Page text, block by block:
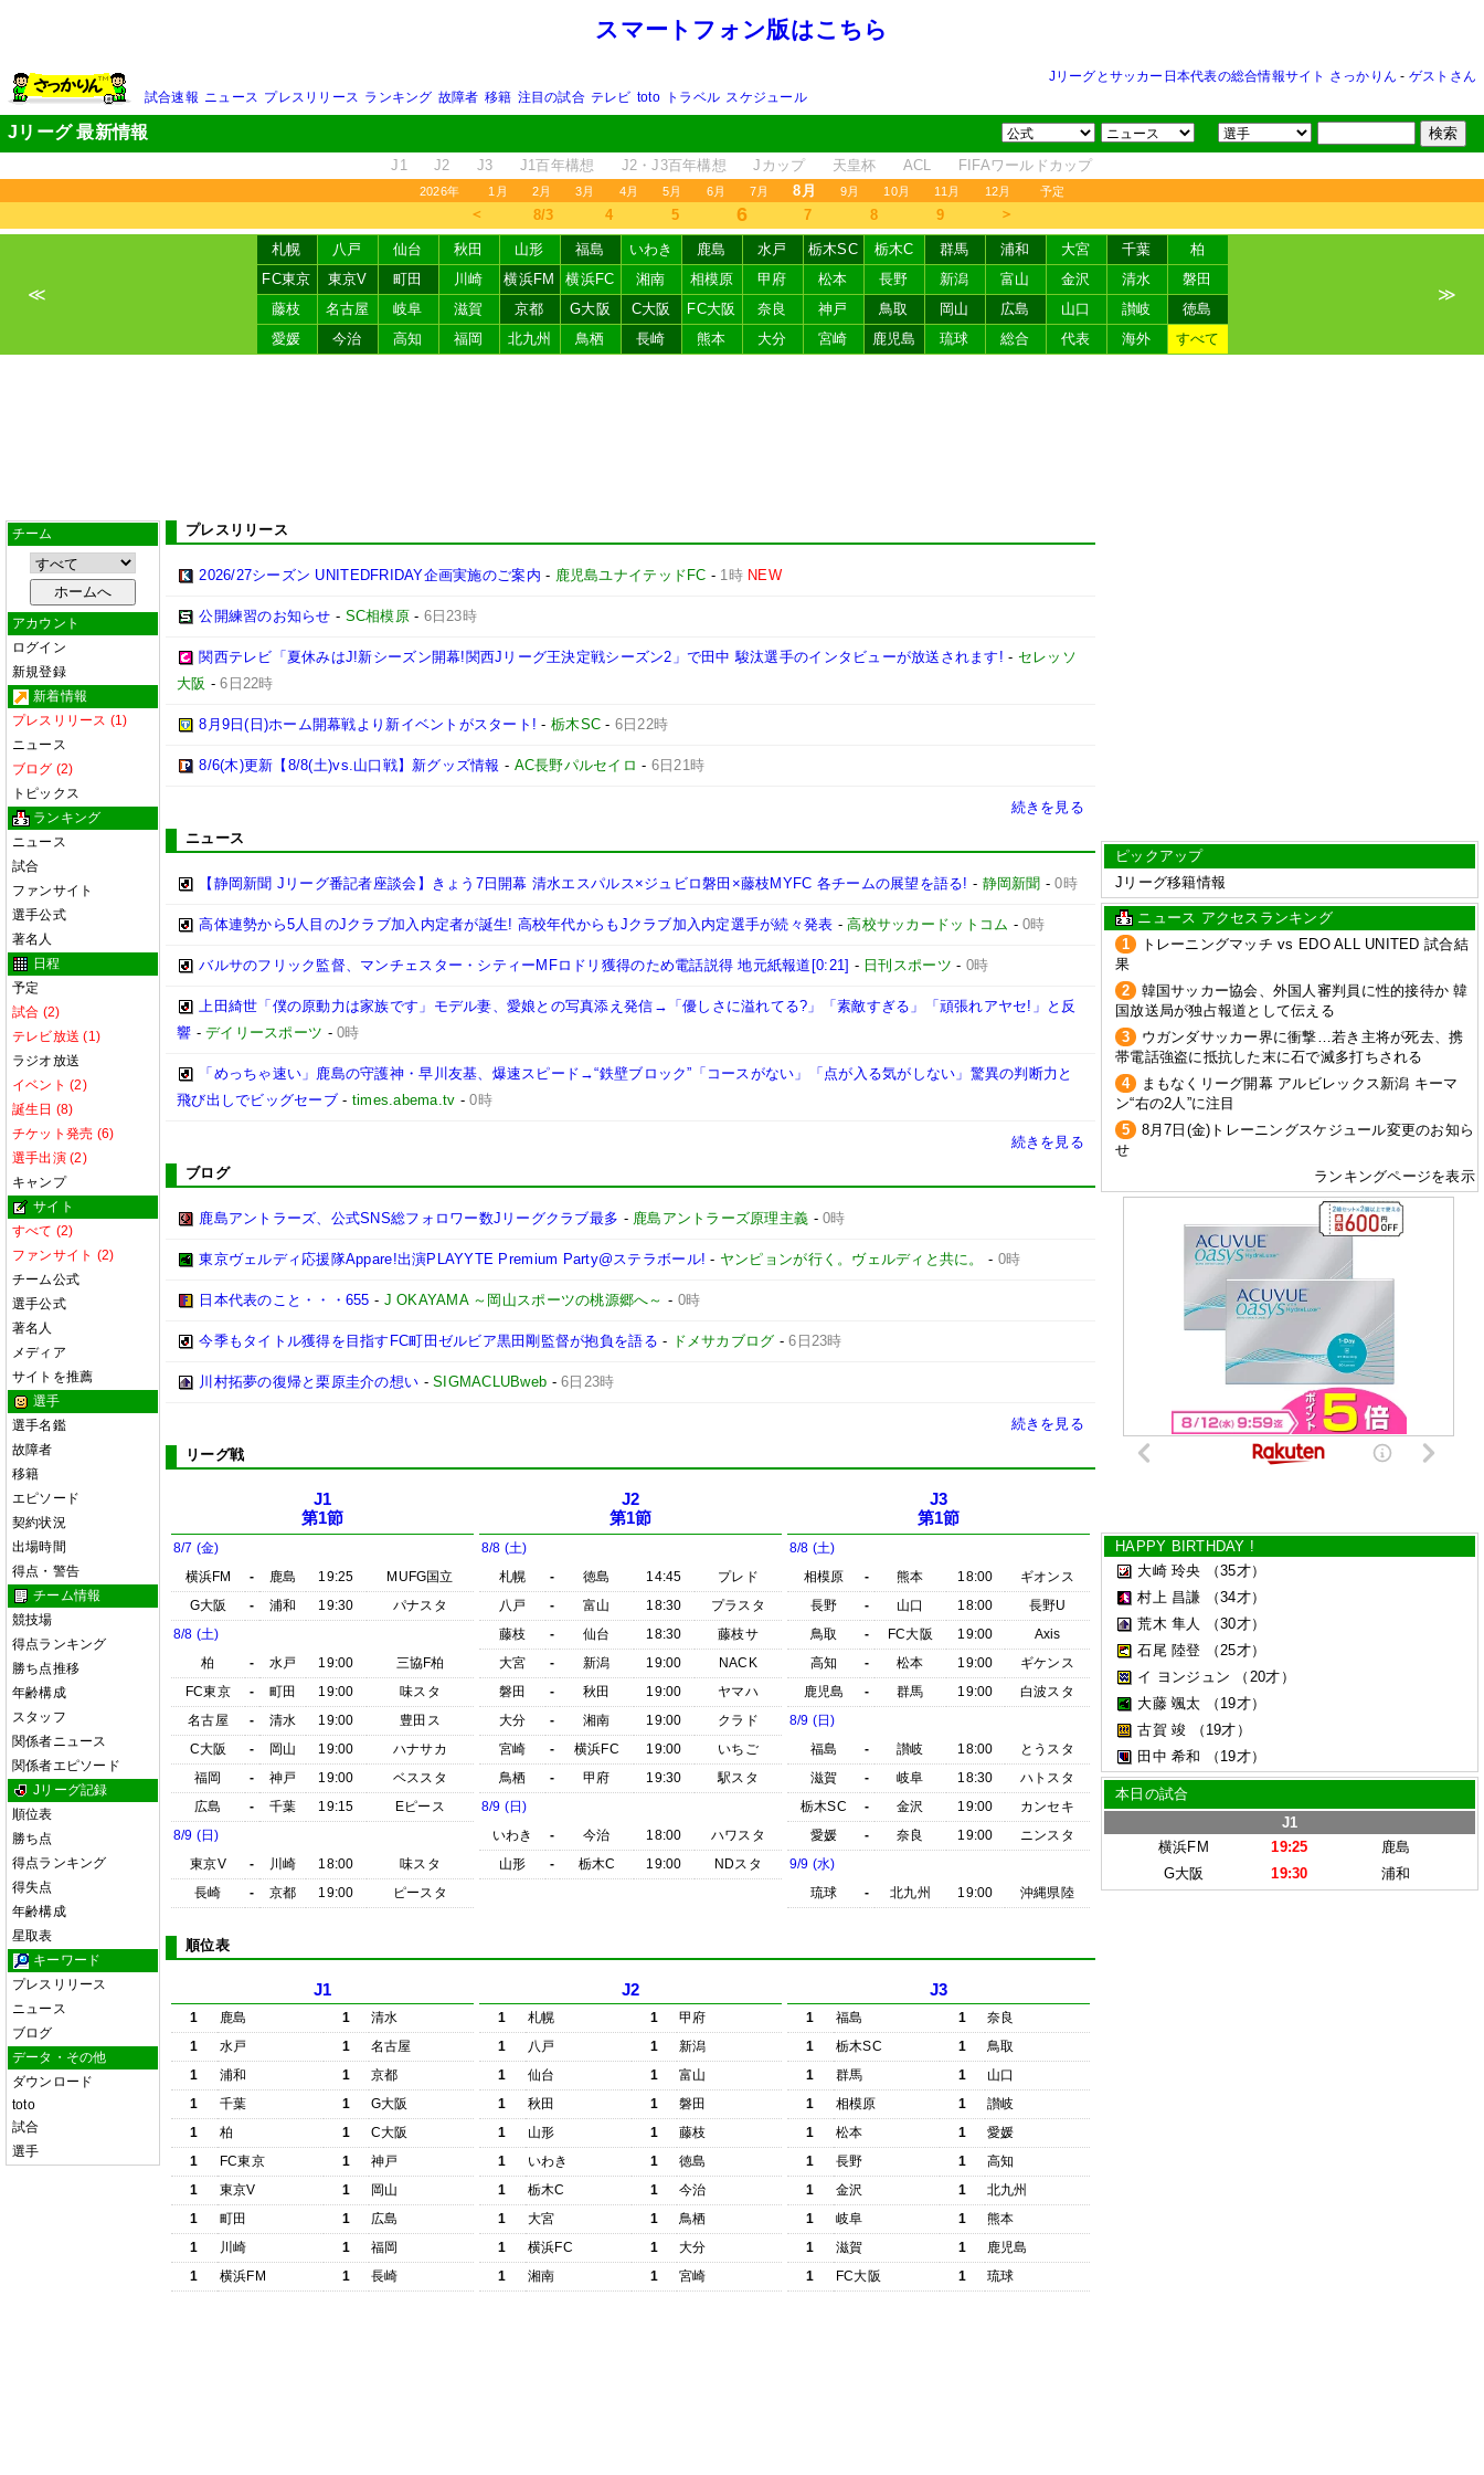
スマートフォン版はこちら
Jリーグとサッカー日本代表の総合情報サイト さっかりん - ゲストさん
試合速報 ニュース プレスリリース ランキング 故障者 移籍 注目の試合 テレビ toto トラベル スケジュール
Jリーグ 最新情報
J1 J2 J3 J1百年構想 J2・J3百年構想 Jカップ 天皇杯 ACL FIFAワールドカップ
2026年 1月 2月 3月 4月 5月 6月 7月 8月 9月 10月 11月 12月 予定
＜ 8/3 4 5 6 7 8 9 ＞
≪
札幌 八戸 仙台 秋田 山形 福島 いわき 鹿島 水戸 栃木SC 栃木C 群馬 浦和 大宮 千葉
柏
FC東京
東京V 町田 川崎 横浜FM 横浜FC 湘南 相模原 甲府 松本 長野 新潟 富山 金沢 清水
磐田
藤枝
名古屋 岐阜 滋賀 京都 G大阪 C大阪 FC大阪 奈良 神戸 鳥取 岡山 広島 山口 讃岐
徳島
愛媛
今治 高知 福岡 北九州 鳥栖 長崎 熊本 大分 宮崎 鹿児島 琉球 総合 代表 海外 すべて
≫
チーム
アカウント
ログイン
新規登録
新着情報
プレスリリース (1)
ニュース
ブログ (2)
トピックス
ランキング
ニュース
試合
ファンサイト
選手公式
著名人
日程
予定
試合 (2)
テレビ放送 (1)
ラジオ放送
イベント (2)
誕生日 (8)
チケット発売 (6)
選手出演 (2)
キャンプ
サイト
すべて (2)
ファンサイト (2)
チーム公式
選手公式
著名人
メディア
サイトを推薦
選手
選手名鑑
故障者
移籍
エピソード
契約状況
出場時間
得点・警告
チーム情報
競技場
得点ランキング
勝ち点推移
年齢構成
スタッフ
関係者ニュース
関係者エピソード
Jリーグ記録
順位表
勝ち点
得点ランキング
得失点
年齢構成
星取表
キーワード
プレスリリース
ニュース
ブログ
データ・その他
ダウンロード
toto
試合
選手
プレスリリース
2026/27シーズン UNITEDFRIDAY企画実施のご案内 - 鹿児島ユナイテッドFC - 1時 NEW
公開練習のお知らせ - SC相模原- 6日23時
関西テレビ「夏休みはJ!新シーズン開幕!関西Jリーグ王決定戦シーズン2」で田中 駿汰選手のインタビューが放送されます! - セレッソ
大阪 -6日22時
8月9日(日)ホーム開幕戦より新イベントがスタート! -栃木SC - 6日22時
8/6(木)更新【8/8(土)vs.山口戦】新グッズ情報 - AC長野パルセイロ - 6日21時
続きを見る
ニュース
【静岡新聞 Jリーグ番記者座談会】きょう7日開幕 清水エスパルス×ジュビロ磐田×藤枝MYFC 各チームの展望を語る! - 静岡新聞 -0時
高体連勢から5人目のJクラブ加入内定者が誕生! 高校年代からもJクラブ加入内定選手が続々発表 -高校サッカードットコム -0時
バルサのフリック監督、マンチェスター・シティーMFロドリ獲得のため電話説得 地元紙報道[0:21] - 日刊スポーツ - 0時
上田綺世「僕の原動力は家族です」モデル妻、愛娘との写真添え発信→「優しさに溢れてる?」「素敵すぎる」「頑張れアヤセ!」と反
響 -デイリースポーツ -0時
「めっちゃ速い」鹿島の守護神・早川友基、爆速スピード→“鉄壁ブロック”「コースがない」「点が入る気がしない」驚異の判断力と
飛び出しでビッグセーブ- times.abema.tv -0時
続きを見る
ブログ
鹿島アントラーズ、公式SNS総フォロワー数Jリーグクラブ最多 - 鹿島アントラーズ原理主義 -0時
東京ヴェルディ応援隊Appare!出演PLAYYTE Premium Party@ステラボール! - ヤンピョンが行く。ヴェルディと共に。 - 0時
日本代表のこと・・・655 - J OKAYAMA ～岡山スポーツの桃源郷へ～ - 0時
今季もタイトル獲得を目指すFC町田ゼルビア黒田剛監督が抱負を語る - ドメサカブログ -6日23時
川村拓夢の復帰と栗原圭介の想い -SIGMACLUBweb -6日23時
続きを見る
リーグ戦
J1
第1節
8/7 (金)
横浜FM
- 鹿島 19:25
MUFG国立
G大阪
- 浦和 19:30
パナスタ
8/8 (土)
柏
- 水戸 19:00
三協F柏
FC東京
- 町田 19:00
味スタ
名古屋
- 清水 19:00
豊田ス
C大阪
- 岡山 19:00
ハナサカ
福岡
- 神戸 19:00
ベススタ
広島
- 千葉 19:15
Eピース
8/9 (日)
東京V
- 川崎 18:00
味スタ
長崎
- 京都 19:00 ピースタ
J2
第1節
8/8 (土)
札幌
- 徳島 14:45
プレド
八戸
- 富山 18:30
プラスタ
藤枝
- 仙台 18:30
藤枝サ
大宮
- 新潟 19:00
NACK
磐田
- 秋田 19:00
ヤマハ
大分
- 湘南 19:00
クラド
宮崎
- 横浜FC 19:00
いちご
鳥栖
- 甲府 19:30
駅スタ
8/9 (日)
いわき
- 今治 18:00
ハワスタ
山形
- 栃木C 19:00 NDスタ
J3
第1節
8/8 (土)
相模原
- 熊本 18:00
ギオンス
長野
- 山口 18:00
長野U
鳥取
- FC大阪 19:00
Axis
高知
- 松本 19:00
ギケンス
鹿児島
- 群馬 19:00
白波スタ
8/9 (日)
福島
- 讃岐 18:00
とうスタ
滋賀
- 岐阜 18:30
ハトスタ
栃木SC
- 金沢 19:00
カンセキ
愛媛
- 奈良 19:00
ニンスタ
9/9 (水)
琉球
- 北九州 19:00 沖縄県陸
順位表
J1
1 鹿島 1
清水
1
水戸 1
名古屋
1
浦和 1
京都
1
千葉 1
G大阪
1
柏 1
C大阪
1
FC東京 1
神戸
1
東京V 1
岡山
1
町田 1
広島
1
川崎 1
福岡
1
横浜FM 1 長崎
J2
1 札幌 1
甲府
1
八戸 1
新潟
1
仙台 1
富山
1
秋田 1
磐田
1
山形 1
藤枝
1
いわき 1
徳島
1
栃木C 1
今治
1
大宮 1
鳥栖
1
横浜FC 1
大分
1
湘南 1 宮崎
J3
1 福島 1
奈良
1
栃木SC 1
鳥取
1
群馬 1
山口
1
相模原 1
讃岐
1
松本 1
愛媛
1
長野 1
高知
1
金沢 1
北九州
1
岐阜 1
熊本
1
滋賀 1
鹿児島
1
FC大阪 1 琉球
ピックアップ
Jリーグ移籍情報
ニュース アクセスランキング
1
トレーニングマッチ vs EDO ALL UNITED 試合結
果
2
韓国サッカー協会、外国人審判員に性的接待か 韓
国放送局が独占報道として伝える
3
ウガンダサッカー界に衝撃…若き主将が死去、携
帯電話強盗に抵抗した末に石で滅多打ちされる
4
まもなくリーグ開幕 アルビレックス新潟 キーマ
ン“右の2人”に注目
5
8月7日(金)トレーニングスケジュール変更のお知ら
せ
ランキングページを表示
HAPPY BIRTHDAY !
大崎 玲央
（35才）
村上 昌謙
（34才）
荒木 隼人
（30才）
石尾 陸登
（25才）
イ ヨンジュン
（20才）
大藤 颯太
（19才）
古賀 竣
（19才）
田中 希和
（19才）
本日の試合
J1
横浜FM
19:25
鹿島
G大阪
19:30 浦和